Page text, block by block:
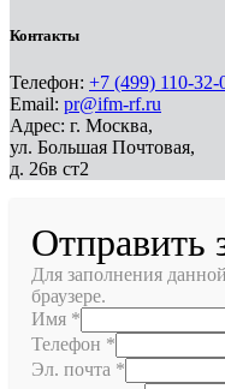
Контакты
Телефон: +7 (499) 110-32-
Email: pr@ifm-rf.ru
Адрес: г. Москва,
ул. Большая Почтовая,
д. 26в ст2
Отправить
Для заполнения
браузере.
Имя *
Телефон *
Эл. почта *